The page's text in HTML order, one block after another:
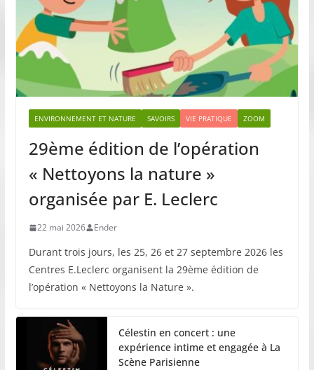
ENVIRONNEMENT ET NATURE SAVOIRS VIE PRATIQUE ZOOM
29ème édition de l’opération
« Nettoyons la nature »
organisée par E. Leclerc
22 mai 2026 Ender
Durant trois jours, les 25, 26 et 27 septembre 2026 les
Centres E.Leclerc organisent la 29ème édition de
l’opération « Nettoyons la Nature ».
Célestin en concert : une
expérience intime et engagée à La
Scène Parisienne